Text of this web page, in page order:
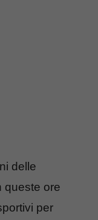
delle
queste ore
per